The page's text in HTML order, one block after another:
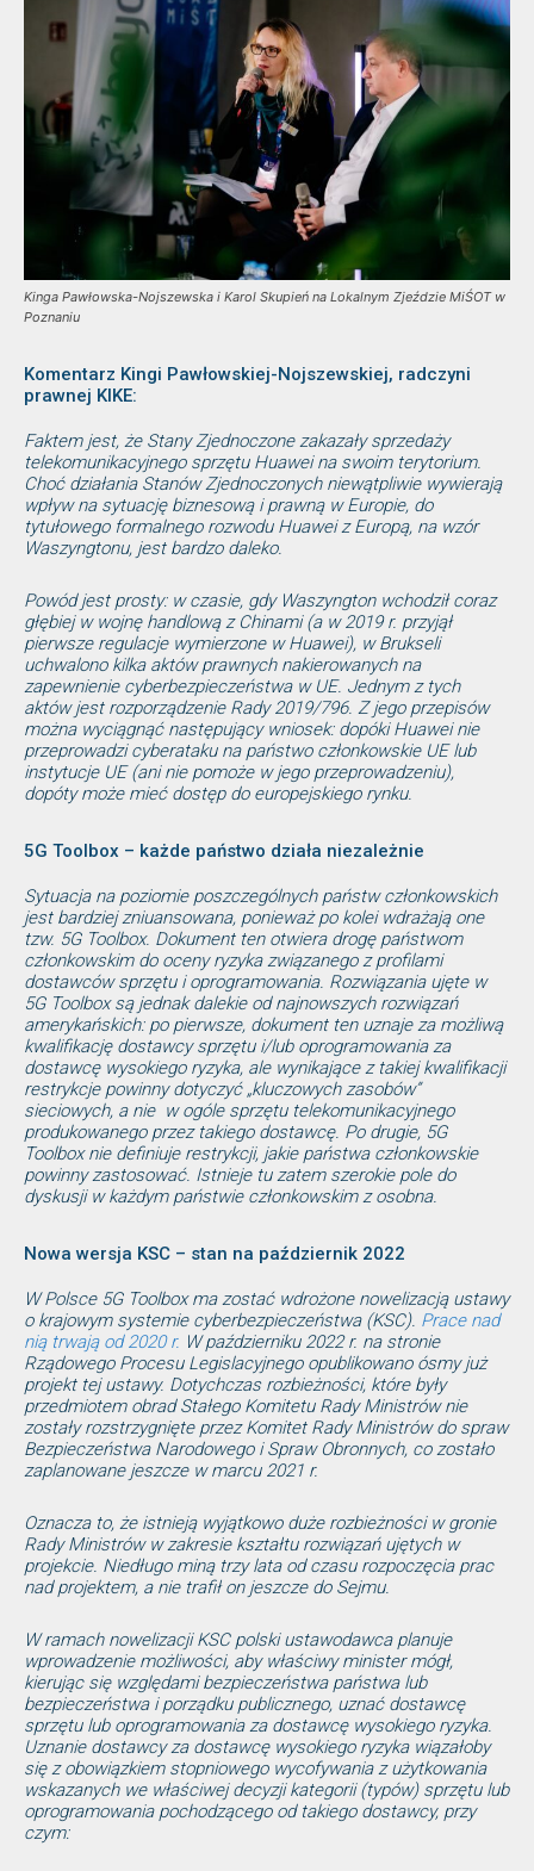
Kinga Pawłowska-Nojszewska i Karol Skupień na Lokalnym Zjeździe MiŚOT w
Poznaniu
Komentarz Kingi Pawłowskiej-Nojszewskiej, radczyni
prawnej KIKE:
Faktem jest, że Stany Zjednoczone zakazały sprzedaży
telekomunikacyjnego sprzętu Huawei na swoim terytorium.
Choć działania Stanów Zjednoczonych niewątpliwie wywierają
wpływ na sytuację biznesową i prawną w Europie, do
tytułowego formalnego rozwodu Huawei z Europą, na wzór
Waszyngtonu, jest bardzo daleko.
Powód jest prosty: w czasie, gdy Waszyngton wchodził coraz
głębiej w wojnę handlową z Chinami (a w 2019 r. przyjął
pierwsze regulacje wymierzone w Huawei), w Brukseli
uchwalono kilka aktów prawnych nakierowanych na
zapewnienie cyberbezpieczeństwa w UE. Jednym z tych
aktów jest rozporządzenie Rady 2019/796. Z jego przepisów
można wyciągnąć następujący wniosek: dopóki Huawei nie
przeprowadzi cyberataku na państwo członkowskie UE lub
instytucje UE (ani nie pomoże w jego przeprowadzeniu),
dopóty może mieć dostęp do europejskiego rynku.
5G Toolbox – każde państwo działa niezależnie
Sytuacja na poziomie poszczególnych państw członkowskich
jest bardziej zniuansowana, ponieważ po kolei wdrażają one
tzw. 5G Toolbox. Dokument ten otwiera drogę państwom
członkowskim do oceny ryzyka związanego z profilami
dostawców sprzętu i oprogramowania. Rozwiązania ujęte w
5G Toolbox są jednak dalekie od najnowszych rozwiązań
amerykańskich: po pierwsze, dokument ten uznaje za możliwą
kwalifikację dostawcy sprzętu i/lub oprogramowania za
dostawcę wysokiego ryzyka, ale wynikające z takiej kwalifikacji
restrykcje powinny dotyczyć „kluczowych zasobów”
sieciowych, a nie w ogóle sprzętu telekomunikacyjnego
produkowanego przez takiego dostawcę. Po drugie, 5G
Toolbox nie definiuje restrykcji, jakie państwa członkowskie
powinny zastosować. Istnieje tu zatem szerokie pole do
dyskusji w każdym państwie członkowskim z osobna.
Nowa wersja KSC – stan na październik 2022
W Polsce 5G Toolbox ma zostać wdrożone nowelizacją ustawy
o krajowym systemie cyberbezpieczeństwa (KSC). Prace nad
nią trwają od 2020 r. W październiku 2022 r. na stronie
Rządowego Procesu Legislacyjnego opublikowano ósmy już
projekt tej ustawy. Dotychczas rozbieżności, które były
przedmiotem obrad Stałego Komitetu Rady Ministrów nie
zostały rozstrzygnięte przez Komitet Rady Ministrów do spraw
Bezpieczeństwa Narodowego i Spraw Obronnych, co zostało
zaplanowane jeszcze w marcu 2021 r.
Oznacza to, że istnieją wyjątkowo duże rozbieżności w gronie
Rady Ministrów w zakresie kształtu rozwiązań ujętych w
projekcie. Niedługo miną trzy lata od czasu rozpoczęcia prac
nad projektem, a nie trafił on jeszcze do Sejmu.
W ramach nowelizacji KSC polski ustawodawca planuje
wprowadzenie możliwości, aby właściwy minister mógł,
kierując się względami bezpieczeństwa państwa lub
bezpieczeństwa i porządku publicznego, uznać dostawcę
sprzętu lub oprogramowania za dostawcę wysokiego ryzyka.
Uznanie dostawcy za dostawcę wysokiego ryzyka wiązałoby
się z obowiązkiem stopniowego wycofywania z użytkowania
wskazanych we właściwej decyzji kategorii (typów) sprzętu lub
oprogramowania pochodzącego od takiego dostawcy, przy
czym: